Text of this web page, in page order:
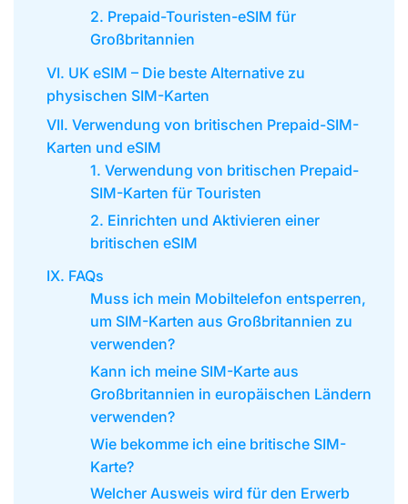
2. Prepaid-Touristen-eSIM für
Großbritannien
VI. UK eSIM – Die beste Alternative zu
physischen SIM-Karten
VII. Verwendung von britischen Prepaid-SIM-
Karten und eSIM
1. Verwendung von britischen Prepaid-
SIM-Karten für Touristen
2. Einrichten und Aktivieren einer
britischen eSIM
IX. FAQs
Muss ich mein Mobiltelefon entsperren,
um SIM-Karten aus Großbritannien zu
verwenden?
Kann ich meine SIM-Karte aus
Großbritannien in europäischen Ländern
verwenden?
Wie bekomme ich eine britische SIM-
Karte?
Welcher Ausweis wird für den Erwerb